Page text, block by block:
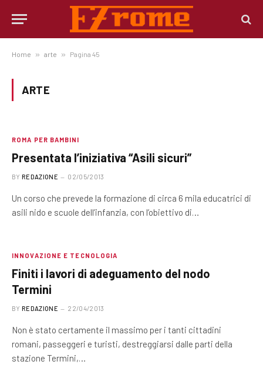
Home » arte » Pagina 45
ARTE
ROMA PER BAMBINI
Presentata l’iniziativa “Asili sicuri”
BY REDAZIONE 02/05/2013
Un corso che prevede la formazione di circa 6 mila educatrici di
asili nido e scuole dell’infanzia, con l’obiettivo di…
INNOVAZIONE E TECNOLOGIA
Finiti i lavori di adeguamento del nodo
Termini
BY REDAZIONE 22/04/2013
Non è stato certamente il massimo per i tanti cittadini
romani, passeggeri e turisti, destreggiarsi dalle parti della
stazione Termini,…